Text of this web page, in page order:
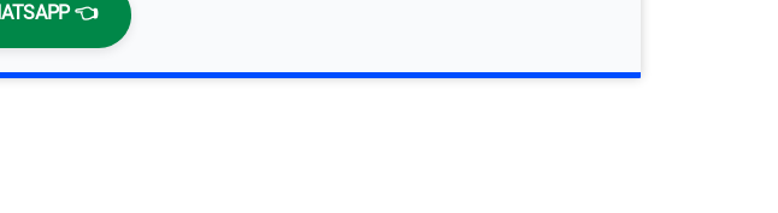
👈